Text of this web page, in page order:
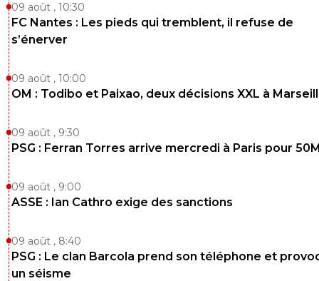
09 août , 10:30
FC Nantes : Les pieds qui tremblent, il refuse de
s’énerver
09 août , 10:00
OM : Todibo et Paixao, deux décisions XXL à
09 août , 9:30
PSG : Ferran Torres arrive mercredi à Paris pour
09 août , 9:00
ASSE : Ian Cathro exige des sanctions
09 août , 8:40
PSG : Le clan Barcola prend son téléphone et
un séisme